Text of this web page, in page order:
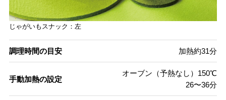
じゃがいもスナック：左
調理時間の目安 加熱約31分
手動加熱の設定
オーブン（予熱なし）150℃
26〜36分